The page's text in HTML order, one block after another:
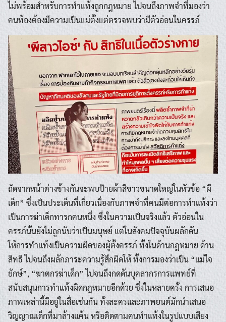
ไม่พร้อมสำหรับการทำแท้งถูกกฎหมาย ไปจนถึงภาพจำที่มองว่า
คนท้องต้องมีความเป็นแม่ตั้งแต่ตรวจพบว่ามีตัวอ่อนในครรภ์
ถัดจากหน้าต่างข้างกันจะพบป้ายผ้าสีขาวขนาดใหญ่ในหัวข้อ “ผี
เด็ก” ซึ่งเป็นประเด็นที่เกี่ยวเนื่องกับภาพจำที่คนมีต่อการทำแท้งว่า
เป็นการฆ่าเด็กทารกคนหนึ่ง ซึ่งในความเป็นจริงแล้ว ตัวอ่อนใน
ครรภ์นั้นยังไม่ถูกนับว่าเป็นมนุษย์ แต่ในสังคมปัจจุบันผลักดัน
ให้การทำแท้งเป็นความผิดของผู้ตั้งครรภ์ ทั้งในด้านกฎหมาย ด้าน
สิทธิ ไปจนถึงผลักภาระความรู้สึกผิดให้ ทั้งการมองว่าเป็น “แม่ใจ
ยักษ์”, “ฆาตกรฆ่าเด็ก” ไปจนถึงกดดันบุคลากรการแพทย์ที่
สนับสนุนการทำแท้งผิดกฎหมายอีกด้วย ซึ่งในหลายครั้ง การเสนอ
ภาพเหล่านี้มีอยู่ในสื่อเช่นกัน ทั้งละครและภาพยนต์มักนำเสนอ
วิญญาณเด็กที่มาล้างแค้น หรือติดตามคนทำแท้งในรูปแบบเสียง